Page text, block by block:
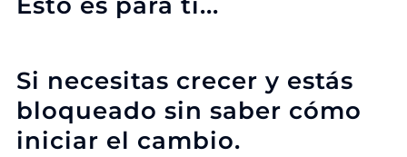
Si necesitas crecer y estás
bloqueado sin saber cómo
iniciar el cambio.